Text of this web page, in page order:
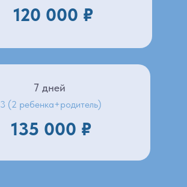
120 000 ₽
7 дней
135 000 ₽
3 (2 ребенка+родитель)